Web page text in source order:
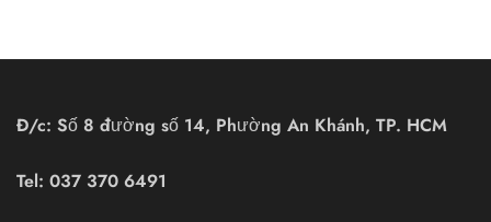
Đ/c: Số 8 đường số 14, Phường An Khánh, TP. HCM
Tel: 037 370 6491